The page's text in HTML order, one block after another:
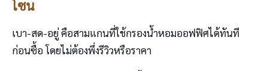
โซน
เบา-สด-อยู่ คือสามแกนที่ใช้กรองน้ำหอมออฟฟิศได้ทันที
ก่อนซื้อ โดยไม่ต้องพึ่งรีวิวหรือราคา